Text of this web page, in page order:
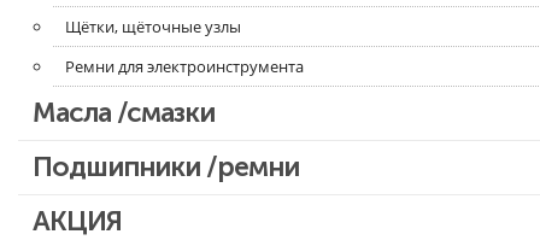
Щётки, щёточные узлы
Ремни для электроинструмента
Масла /смазки
Подшипники /ремни
АКЦИЯ